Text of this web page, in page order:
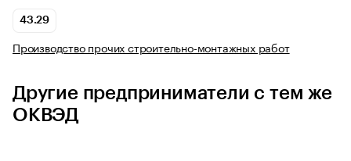
43.29
Производство прочих строительно-монтажных работ
Другие предприниматели с тем же
ОКВЭД